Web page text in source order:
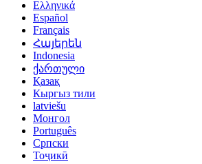
Ελληνικά
Español
Français
Հայերեն
Indonesia
ქართული
Қазақ
Кыргыз тили
latviešu
Монгол
Português
Српски
Тоҷикӣ